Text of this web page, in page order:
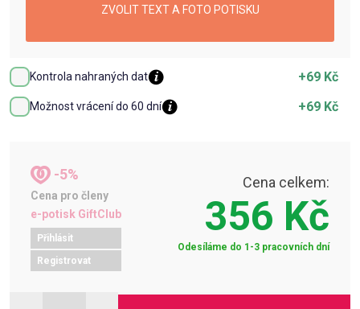
ZVOLIT TEXT A FOTO POTISKU
Kontrola nahraných dat +69 Kč
Možnost vrácení do 60 dní +69 Kč
-5%
Cena pro členy
e-potisk GiftClub
Přihlásit
Registrovat
Cena celkem:
356 Kč
Odesíláme do 1-3 pracovních dní